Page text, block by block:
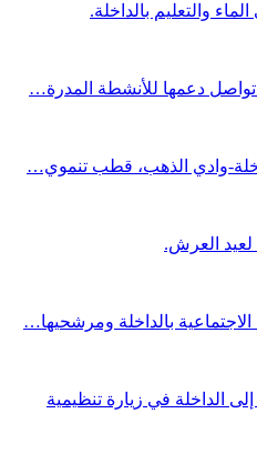
والتعليم بالداخلة.
تواصل دعمها للأنشطة المدرة…
وادي الذهب، قطب تنموي…
بالداخلة ومرشحيها…
الداخلة في زيارة تنظيمية